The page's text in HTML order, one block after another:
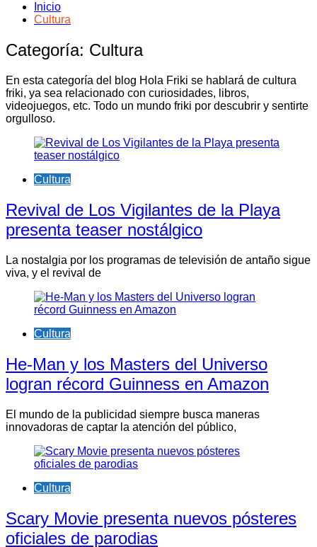
Inicio
Cultura
Categoría: Cultura
En esta categoría del blog Hola Friki se hablará de cultura
friki, ya sea relacionado con curiosidades, libros,
videojuegos, etc. Todo un mundo friki por descubrir y sentirte
orgulloso.
Cultura
Revival de Los Vigilantes de la Playa
presenta teaser nostálgico
La nostalgia por los programas de televisión de antaño sigue
viva, y el revival de
Cultura
He-Man y los Masters del Universo
logran récord Guinness en Amazon
El mundo de la publicidad siempre busca maneras
innovadoras de captar la atención del público,
Cultura
Scary Movie presenta nuevos pósteres
oficiales de parodias